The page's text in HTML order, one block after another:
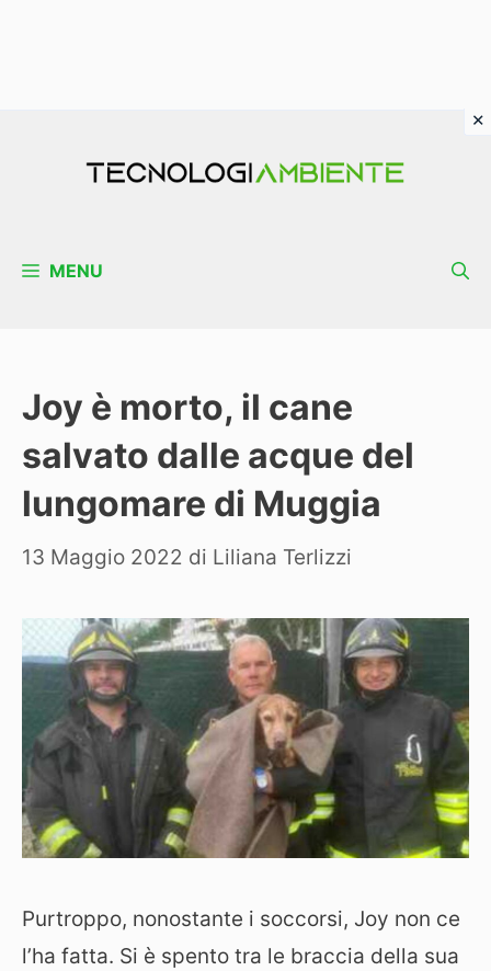
MENU
Joy è morto, il cane
salvato dalle acque del
lungomare di Muggia
13 Maggio 2022 di Liliana Terlizzi
Purtroppo, nonostante i soccorsi, Joy non ce
l’ha fatta. Si è spento tra le braccia della sua